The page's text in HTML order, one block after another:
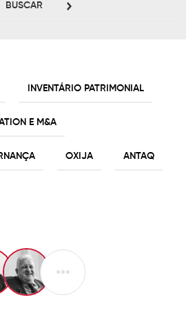
BUSCAR
INVENTÁRIO PATRIMONIAL
E M&A
OXIJA ANTAQ